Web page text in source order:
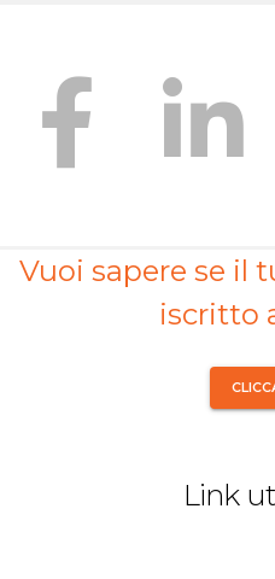
Vuoi sapere se il
iscritto
Link